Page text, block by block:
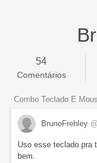
54
Comentários
Combo Teclado E
BrunoFrehley
Uso esse teclado pra
bem.